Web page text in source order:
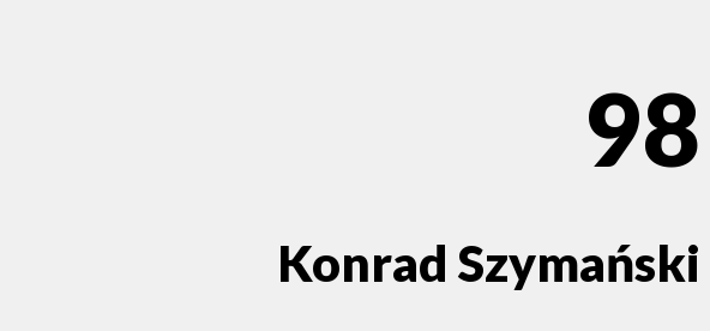
98
Konrad Szymański